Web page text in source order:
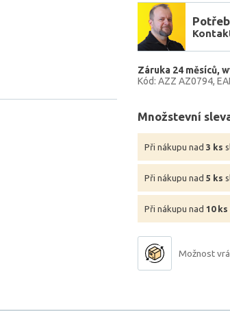
Záruka 24 měsíců
Kód: AZZ AZ0794
Množstevní
Při nákupu nad 3 ks
Při nákupu nad 5 ks
Při nákupu nad 10 ks
Možnost